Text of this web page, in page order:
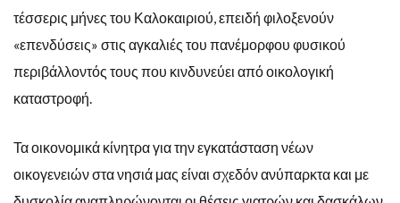
τέσσερις μήνες του Καλοκαιριού, επειδή φιλοξενούν
«επενδύσεις» στις αγκαλιές του πανέμορφου φυσικού
περιβάλλοντός τους που κινδυνεύει από οικολογική
καταστροφή.
Τα οικονομικά κίνητρα για την εγκατάσταση νέων
οικογενειών στα νησιά μας είναι σχεδόν ανύπαρκτα και με